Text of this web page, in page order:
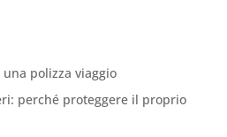
polizza viaggio
perché proteggere il proprio